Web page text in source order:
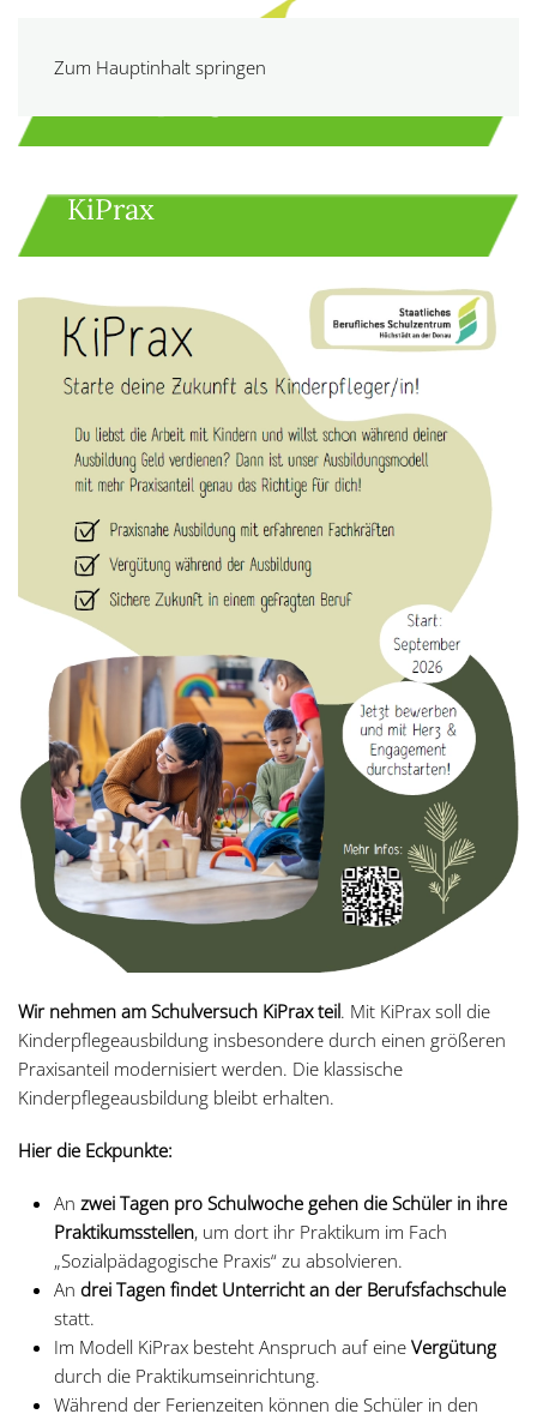
Zum Hauptinhalt springen
KiPrax
Wir nehmen am Schulversuch KiPrax teil. Mit KiPrax soll die
Kinderpflegeausbildung insbesondere durch einen größeren
Praxisanteil modernisiert werden. Die klassische
Kinderpflegeausbildung bleibt erhalten.
Hier die Eckpunkte:
An zwei Tagen pro Schulwoche gehen die Schüler in ihre
Praktikumsstellen, um dort ihr Praktikum im Fach
„Sozialpädagogische Praxis“ zu absolvieren.
An drei Tagen findet Unterricht an der Berufsfachschule
statt.
Im Modell KiPrax besteht Anspruch auf eine Vergütung
durch die Praktikumseinrichtung.
Während der Ferienzeiten können die Schüler in den